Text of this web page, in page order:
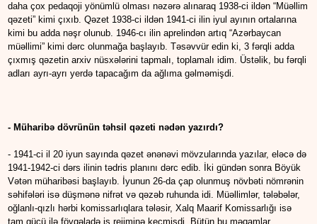
daha çox pedaqoji yönümlü olması nəzərə alınaraq 1938-ci ildən “Müəllim
qəzeti” kimi çıxıb. Qəzet 1938-ci ildən 1941-ci ilin iyul ayının ortalarına
kimi bu adda nəşr olunub. 1946-cı ilin aprelindən artıq “Azərbaycan
müəllimi” kimi dərc olunmağa başlayıb. Təsəvvür edin ki, 3 fərqli adda
çıxmış qəzetin arxiv nüsxələrini tapmalı, toplamalı idim. Üstəlik, bu fərqli
adları ayrı-ayrı yerdə tapacağım da ağlıma gəlməmişdi.
- Müharibə dövrünün təhsil qəzeti nədən yazırdı?
- 1941-ci il 20 iyun sayında qəzet ənənəvi mövzularında yazılar, eləcə də
1941-1942-ci dərs ilinin tədris planını dərc edib. İki gündən sonra Böyük
Vətən müharibəsi başlayıb. İyunun 26-da çap olunmuş növbəti nömrənin
səhifələri isə düşmənə nifrət və qəzəb ruhunda idi. Müəllimlər, tələbələr,
oğlanlı-qızlı hərbi komissarlıqlara tələsir, Xalq Maarif Komissarlığı isə
tam gücü ilə fövqəladə iş rejiminə keçmişdi. Bütün bu məqamlar